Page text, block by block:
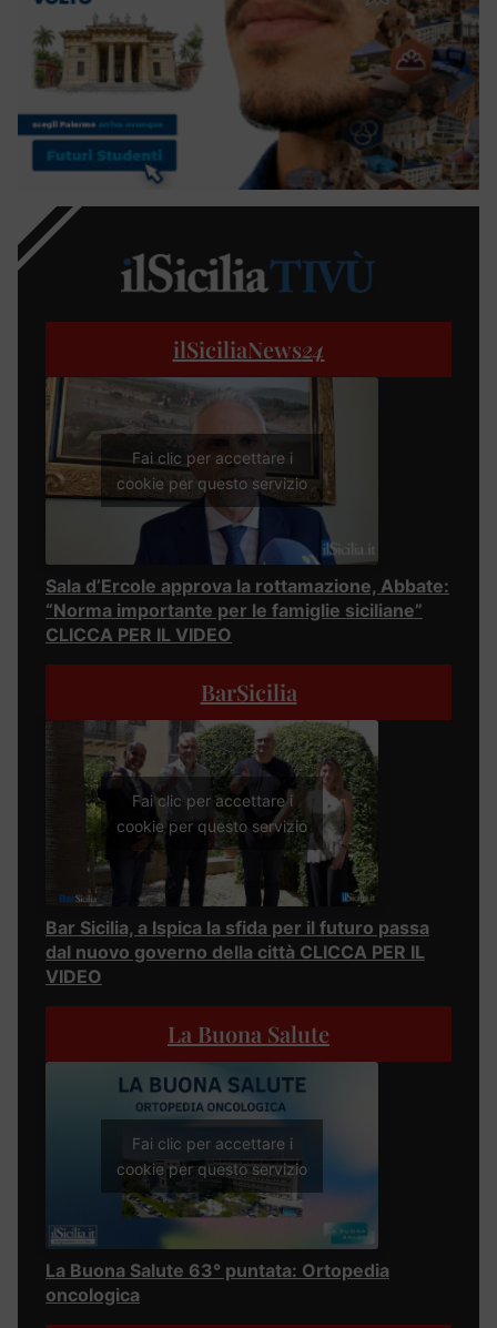
ilSiciliaNews24
Fai clic per accettare i
cookie per questo servizio
Sala d’Ercole approva la rottamazione, Abbate:
“Norma importante per le famiglie siciliane”
CLICCA PER IL VIDEO
BarSicilia
Fai clic per accettare i
cookie per questo servizio
Bar Sicilia, a Ispica la sfida per il futuro passa
dal nuovo governo della città CLICCA PER IL
VIDEO
La Buona Salute
Fai clic per accettare i
cookie per questo servizio
La Buona Salute 63° puntata: Ortopedia
oncologica